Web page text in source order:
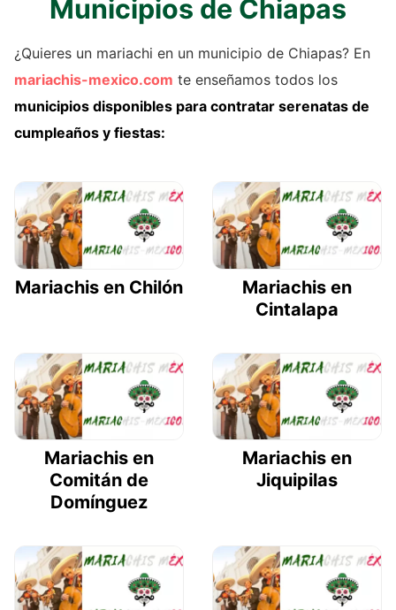
Municipios de Chiapas
¿Quieres un mariachi en un municipio de Chiapas? En
mariachis-mexico.com te enseñamos todos los
municipios disponibles para contratar serenatas de
cumpleaños y fiestas:
Mariachis en Chilón
Mariachis en
Cintalapa
Mariachis en
Comitán de
Domínguez
Mariachis en
Jiquipilas